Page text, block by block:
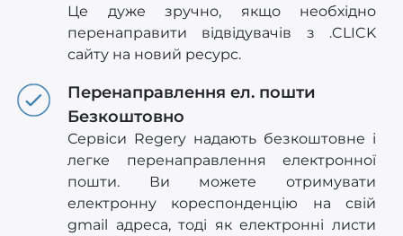
Це дуже зручно, якщо необхідно
перенаправити відвідувачів з .CLICK
сайту на новий ресурс.
Перенаправлення ел. пошти
Безкоштовно
Сервіси Regery надають безкоштовне і
легке перенаправлення електронної
пошти. Ви можете отримувати
електронну кореспонденцію на свій
gmail адреса, тоді як електронні листи